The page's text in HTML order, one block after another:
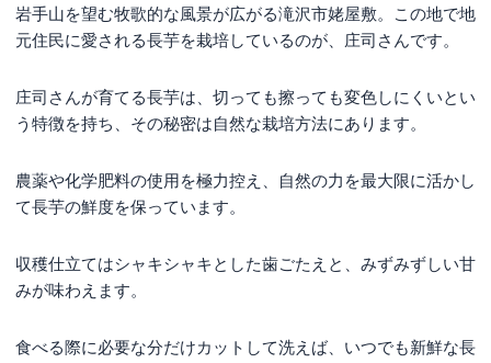
岩手山を望む牧歌的な風景が広がる滝沢市姥屋敷。この地で地
元住民に愛される長芋を栽培しているのが、庄司さんです。
庄司さんが育てる長芋は、切っても擦っても変色しにくいとい
う特徴を持ち、その秘密は自然な栽培方法にあります。
農薬や化学肥料の使用を極力控え、自然の力を最大限に活かし
て長芋の鮮度を保っています。
収穫仕立てはシャキシャキとした歯ごたえと、みずみずしい甘
みが味わえます。
食べる際に必要な分だけカットして洗えば、いつでも新鮮な長